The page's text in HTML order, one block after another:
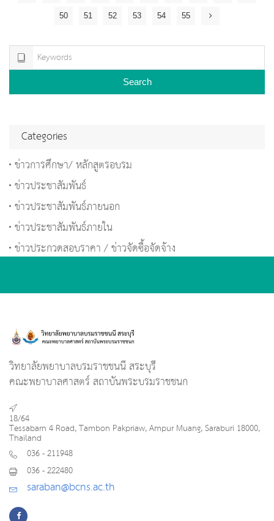
50 51 52 53 54 55
Search
Categories
ข่าวการศึกษา/ หลักสูตรอบรม
ข่าวประชาสัมพันธ์
ข่าวประชาสัมพันธ์ภายนอก
ข่าวประชาสัมพันธ์ภายใน
ข่าวประกวดสอบราคา / ข่าวจัดซื้อจัดจ้าง
วิทยาลัยพยาบาลบรมราชชนนี สระบุรี
คณะพยาบาลศาสตร์ สถาบันพระบรมราชชนก
18/64
Tessabarn 4 Road, Tambon Pakpriaw, Ampur Muang, Saraburi 18000,
Thailand
036 - 211948
036 - 222480
saraban@bcns.ac.th